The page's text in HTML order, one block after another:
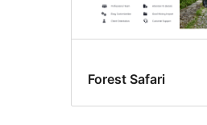
Forest Safari